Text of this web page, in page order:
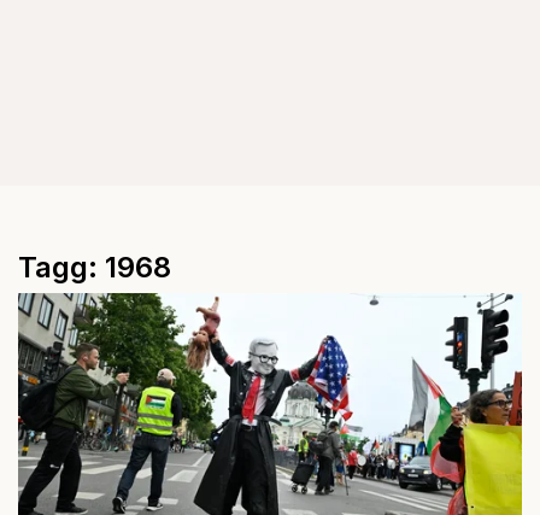
Tagg: 1968